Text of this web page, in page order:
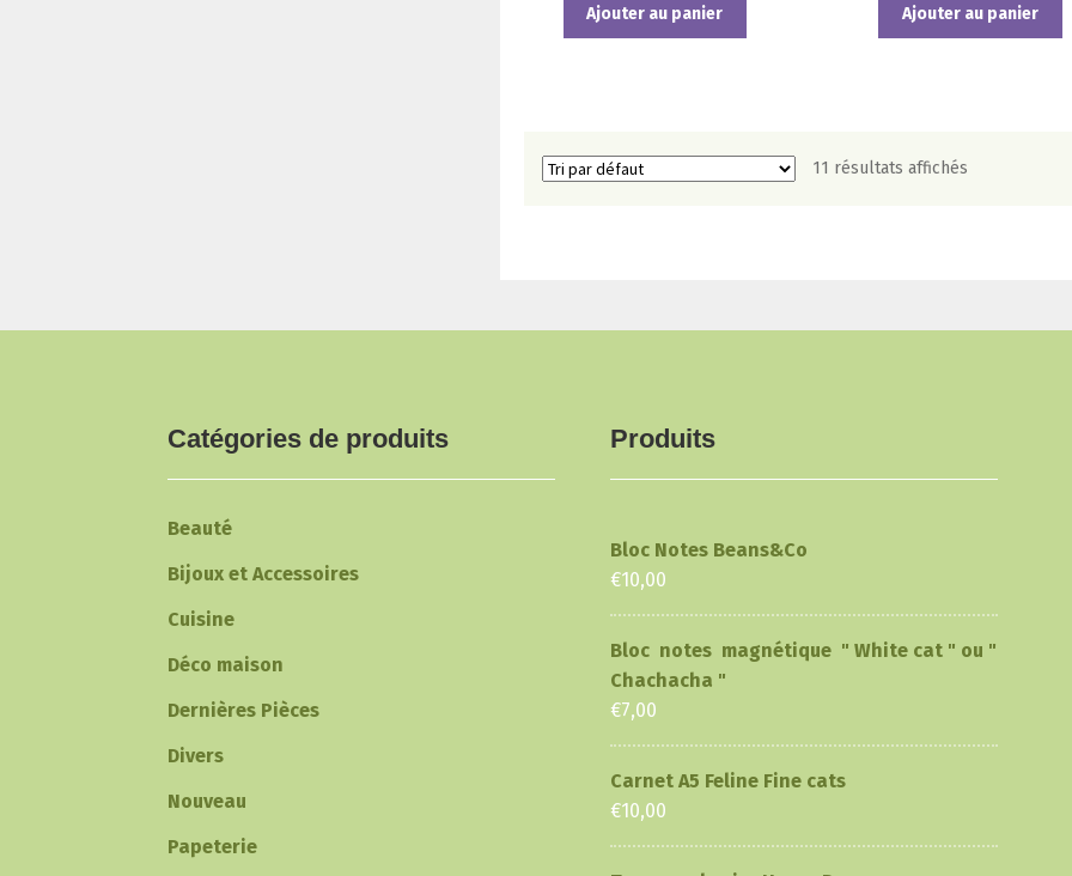
Ajouter au panier Ajouter au panier
11 résultats affichés
Catégories de produits
Beauté
Bijoux et Accessoires
Cuisine
Déco maison
Dernières Pièces
Divers
Nouveau
Papeterie
Produits
Bloc Notes Beans&Co
€10,00
Bloc notes magnétique " White cat " ou "
Chachacha "
€7,00
Carnet A5 Feline Fine cats
€10,00